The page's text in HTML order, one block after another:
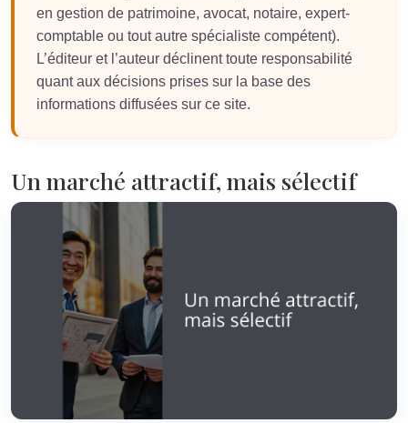
en gestion de patrimoine, avocat, notaire, expert-
comptable ou tout autre spécialiste compétent).
L’éditeur et l’auteur déclinent toute responsabilité
quant aux décisions prises sur la base des
informations diffusées sur ce site.
Un marché attractif, mais sélectif